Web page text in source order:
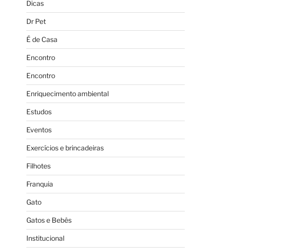
Dicas
Dr Pet
É de Casa
Encontro
Encontro
Enriquecimento ambiental
Estudos
Eventos
Exercícios e brincadeiras
Filhotes
Franquia
Gato
Gatos e Bebês
Institucional